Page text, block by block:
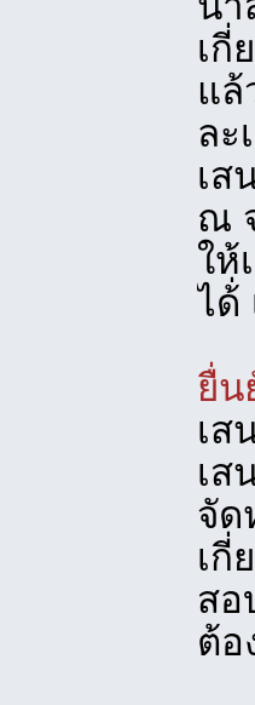
เกี่
แล้
ละ
เส
ณ
ให้
ได้่
ยื่น
เส
เส
จัด
เกี่
สอ
ต้อ